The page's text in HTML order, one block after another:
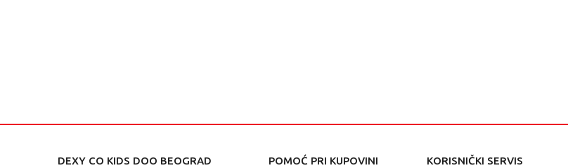
DEXY CO KIDS DOO BEOGRAD POMOĆ PRI KUPOVINI KORISNIČKI SERVIS